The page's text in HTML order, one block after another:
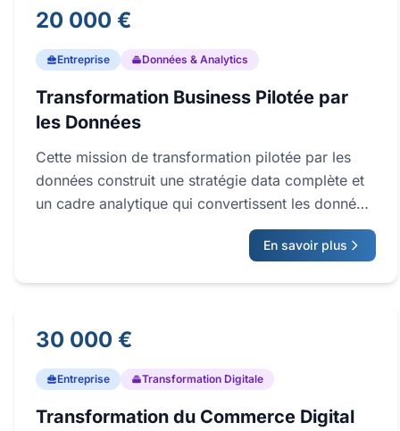
20 000 €
Entreprise Données & Analytics
Transformation Business Pilotée par
les Données
Cette mission de transformation pilotée par les
données construit une stratégie data complète et
un cadre analytique qui convertissent les données
opérationnelles brutes en insights business
actionnables. Nous concevons l'architecture data
de qualité décisionnelle. Le résultat est une
fondation cohérente et évolutive, capable de
supporter les cas d'usage commerciaux,
opérationnels et clients.
En savoir plus
30 000 €
Entreprise Transformation Digitale
Transformation du Commerce Digital